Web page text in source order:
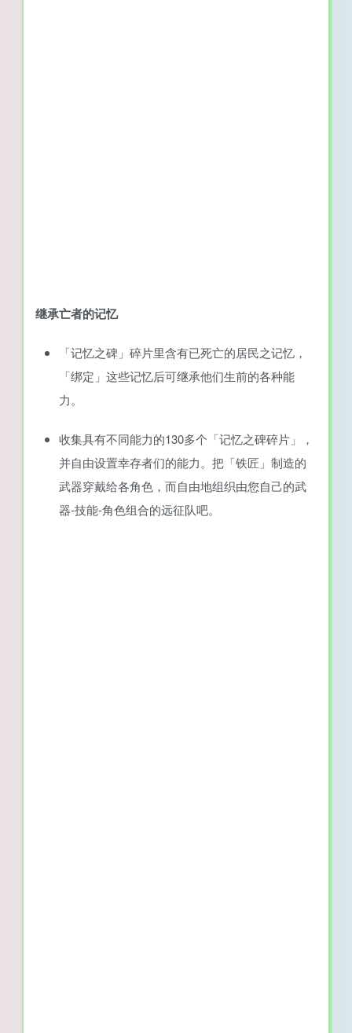
继承亡者的记忆
「记忆之碑」碎片里含有已死亡的居民之记忆，
「绑定」这些记忆后可继承他们生前的各种能
力。
收集具有不同能力的130多个「记忆之碑碎片」，
并自由设置幸存者们的能力。把「铁匠」制造的
武器穿戴给各角色，而自由地组织由您自己的武
器-技能-角色组合的远征队吧。